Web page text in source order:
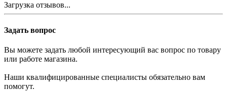
Загрузка отзывов...
Задать вопрос
Вы можете задать любой интересующий вас вопрос по товару
или работе магазина.
Наши квалифицированные специалисты обязательно вам
помогут.